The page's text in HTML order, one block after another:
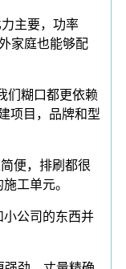
主要，功率
家庭也能够配
们糊口都更依赖
项目，品牌和型
便，排刷都很
工单元。
公司的东西并